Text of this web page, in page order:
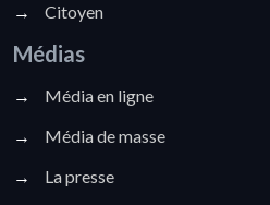
→
Citoyen
Médias
→
Média en ligne
→
Média de masse
→
La presse